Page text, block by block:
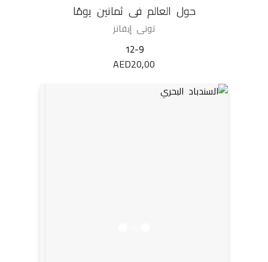
حول العالم فى ثمانين يومًا
تونى إيفانز
12-9
AED20,00